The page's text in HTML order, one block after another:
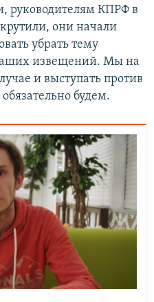
руководителям КПРФ в
они начали
убрать тему
извещений. Мы на
и выступать против
будем.